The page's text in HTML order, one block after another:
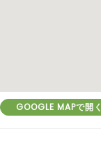
GOOGLE MAPで開く